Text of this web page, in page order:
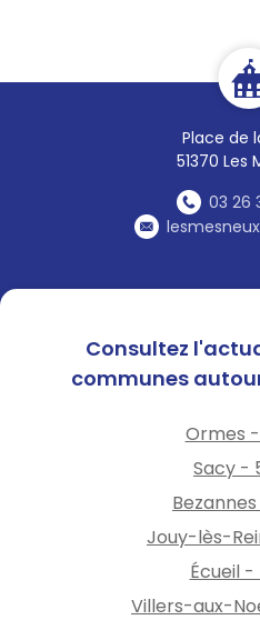
Place de
51370 Les
03 26
Consultez
communes
Ormes -
Sacy -
Jouy-lès-
Écueil -
Villers-aux-